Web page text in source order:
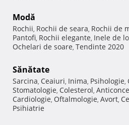
Modă
Rochii, Rochii de seara, Rochii de
Pantofi, Rochii elegante, Inele de
Ochelari de soare, Tendinte 2020
Sănătate
Sarcina, Ceaiuri, Inima, Psihologie,
Stomatologie, Colesterol,
Cardiologie, Oftalmologie, Avort,
Psihiatrie